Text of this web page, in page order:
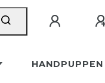
HANDPUPPEN